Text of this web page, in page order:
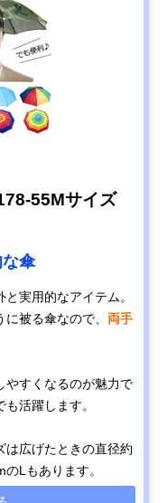
55Mサイズ
傘
実用的なアイテム。
被る傘なので、 両手
やすくなるのが魅力で
活躍します。
は広げたときの直径約
Lもあります。